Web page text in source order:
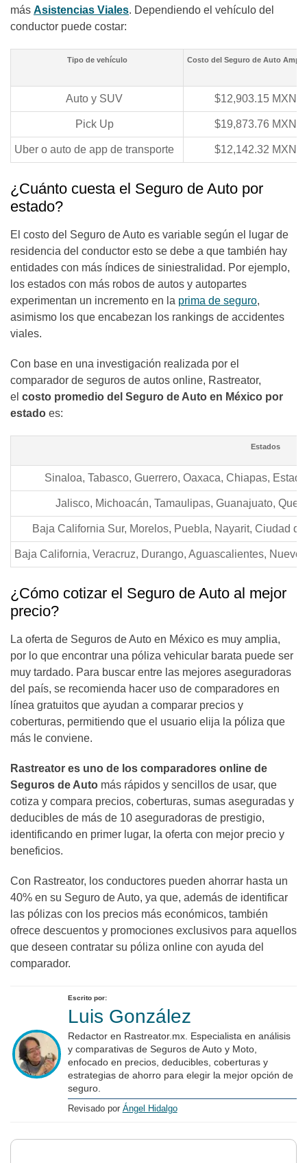
más Asistencias Viales. Dependiendo el vehículo del
conductor puede costar:
Tipo de vehículo Costo del Seguro de Auto
Auto y SUV $12,903.15 MXN
Pick Up $19,873.76 MXN
Uber o auto de app de transporte $12,142.32 MXN
¿Cuánto cuesta el Seguro de Auto por
estado?
El costo del Seguro de Auto es variable según el lugar de
residencia del conductor esto se debe a que también hay
entidades con más índices de siniestralidad. Por ejemplo,
los estados con más robos de autos y autopartes
experimentan un incremento en la prima de seguro,
asimismo los que encabezan los rankings de accidentes
viales.
Con base en una investigación realizada por el
comparador de seguros de autos online, Rastreator,
el costo promedio del Seguro de Auto en México por
estado es:
Estados
Sinaloa, Tabasco, Guerrero, Oaxaca, Chiapas,
Jalisco, Michoacán, Tamaulipas, Guanajuato,
Baja California Sur, Morelos, Puebla, Nayarit, Ciudad
Baja California, Veracruz, Durango, Aguascalientes,
¿Cómo cotizar el Seguro de Auto al mejor
precio?
La oferta de Seguros de Auto en México es muy amplia,
por lo que encontrar una póliza vehicular barata puede ser
muy tardado. Para buscar entre las mejores aseguradoras
del país, se recomienda hacer uso de comparadores en
línea gratuitos que ayudan a comparar precios y
coberturas, permitiendo que el usuario elija la póliza que
más le conviene.
Rastreator es uno de los comparadores online de
Seguros de Auto más rápidos y sencillos de usar, que
cotiza y compara precios, coberturas, sumas aseguradas y
deducibles de más de 10 aseguradoras de prestigio,
identificando en primer lugar, la oferta con mejor precio y
beneficios.
Con Rastreator, los conductores pueden ahorrar hasta un
40% en su Seguro de Auto, ya que, además de identificar
las pólizas con los precios más económicos, también
ofrece descuentos y promociones exclusivos para aquellos
que deseen contratar su póliza online con ayuda del
comparador.
Escrito por:
Luis González
Redactor en Rastreator.mx. Especialista en análisis
y comparativas de Seguros de Auto y Moto,
enfocado en precios, deducibles, coberturas y
estrategias de ahorro para elegir la mejor opción de
seguro.
Revisado por Ángel Hidalgo